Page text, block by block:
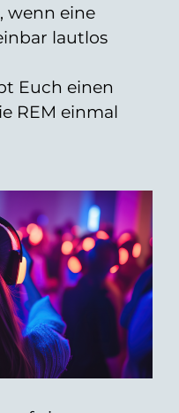
wenn eine
lautlos
Euch einen
REM einmal